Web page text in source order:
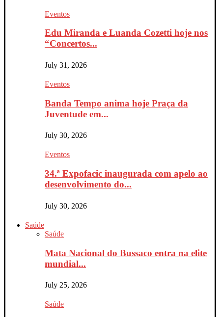
Eventos
Edu Miranda e Luanda Cozetti hoje nos
“Concertos...
July 31, 2026
Eventos
Banda Tempo anima hoje Praça da
Juventude em...
July 30, 2026
Eventos
34.ª Expofacic inaugurada com apelo ao
desenvolvimento do...
July 30, 2026
Saúde
Saúde
Mata Nacional do Bussaco entra na elite
mundial...
July 25, 2026
Saúde